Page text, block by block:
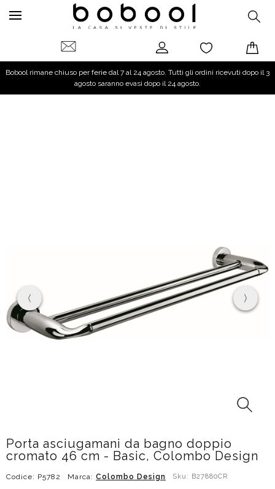
Bobool rimane chiuso per ferie dal 7 al 24 agosto. Tutti gli ordini ricevuti dopo il 3
agosto saranno evasi dopo il 24 agosto.
Porta asciugamani da bagno doppio
cromato 46 cm - Basic, Colombo Design
Codice: P5782 Marca: Colombo Design Sku: B27880CR